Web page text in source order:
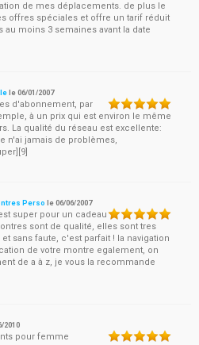
de mes déplacements. de plus le
offres spéciales et offre un tarif réduit
moins 3 semaines avant la date
le06/01/2007
d'abonnement, par
à un prix qui est environ le même
La qualité du réseau est excellente:
n'ai jamais de problèmes,
Perso le06/06/2007
super pour un cadeau
sont de qualité, elles sont tres
sans faute, c'est parfait ! la navigation
de votre montre egalement, on
de a à z, je vous la recommande
2010
pour femme